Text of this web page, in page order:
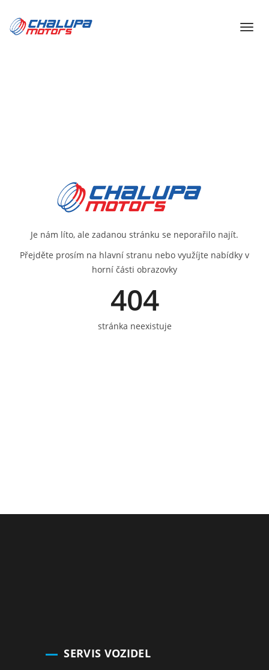
Je nám líto, ale zadanou stránku se neporařilo najít.
Přejděte prosím na hlavní stranu nebo využíjte nabídky v
horní části obrazovky
404
stránka neexistuje
SERVIS VOZIDEL